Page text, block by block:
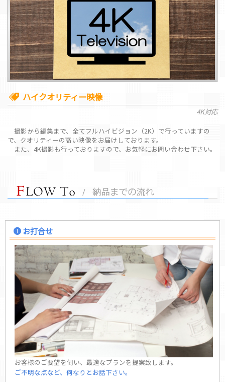
ハイクオリティー映像
4K対応
撮影から編集まで、全てフルハイビジョン（2K）で行っていますの
で、クオリティーの高い映像をお届けしております。
また、4K撮影も行っておりますので、お気軽にお問い合わせ下さい。
お打合せ
お客様のご要望を伺い、最適なプランを提案致します。
ご不明な点など、何なりとお話下さい。